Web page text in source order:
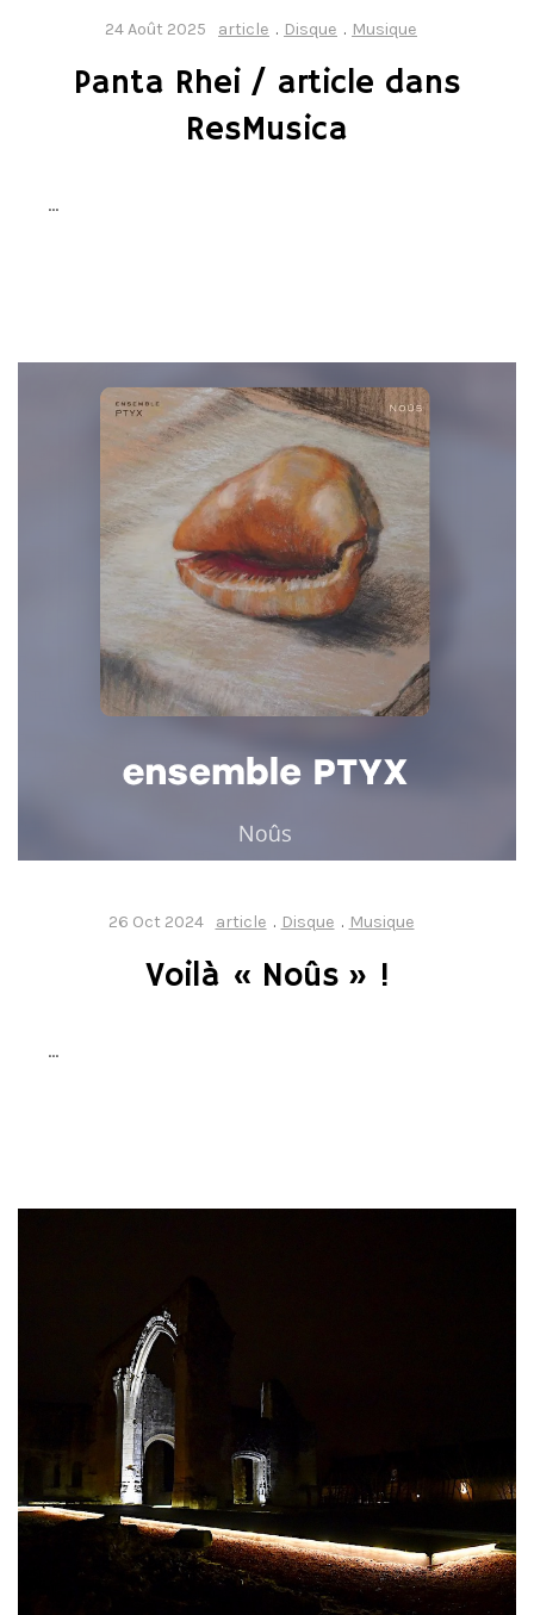
24 Août 2025 article . Disque . Musique
Panta Rhei / article dans
ResMusica
…
26 Oct 2024 article . Disque . Musique
Voilà « Noûs » !
…